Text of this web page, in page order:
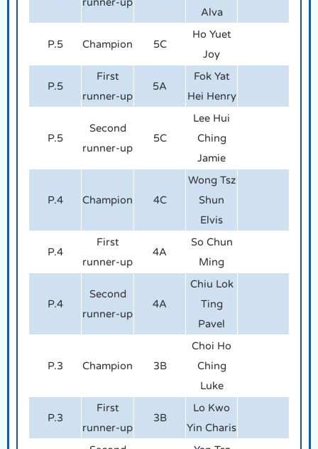
Alva
P.5 Champion 5C
Ho Yuet
Joy
P.5
First
runner-up
5A
Fok Yat
Hei Henry
P.5
Second
runner-up
5C
Lee Hui
Ching
Jamie
P.4 Champion 4C
Wong Tsz
Shun
Elvis
P.4
First
runner-up
4A
So Chun
Ming
P.4
Second
runner-up
4A
Chiu Lok
Ting
Pavel
P.3 Champion 3B
Choi Ho
Ching
Luke
P.3
First
runner-up
3B
Lo Kwo
Yin Charis